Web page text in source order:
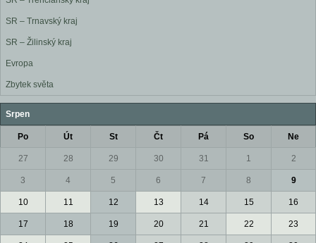
SR – Trnavský kraj
SR – Žilinský kraj
Evropa
Zbytek světa
Srpen
Po Út St Čt Pá So Ne
27 28 29 30 31 1 2
3 4 5 6 7 8 9
10 11 12 13 14 15 16
17 18 19 20 21 22 23